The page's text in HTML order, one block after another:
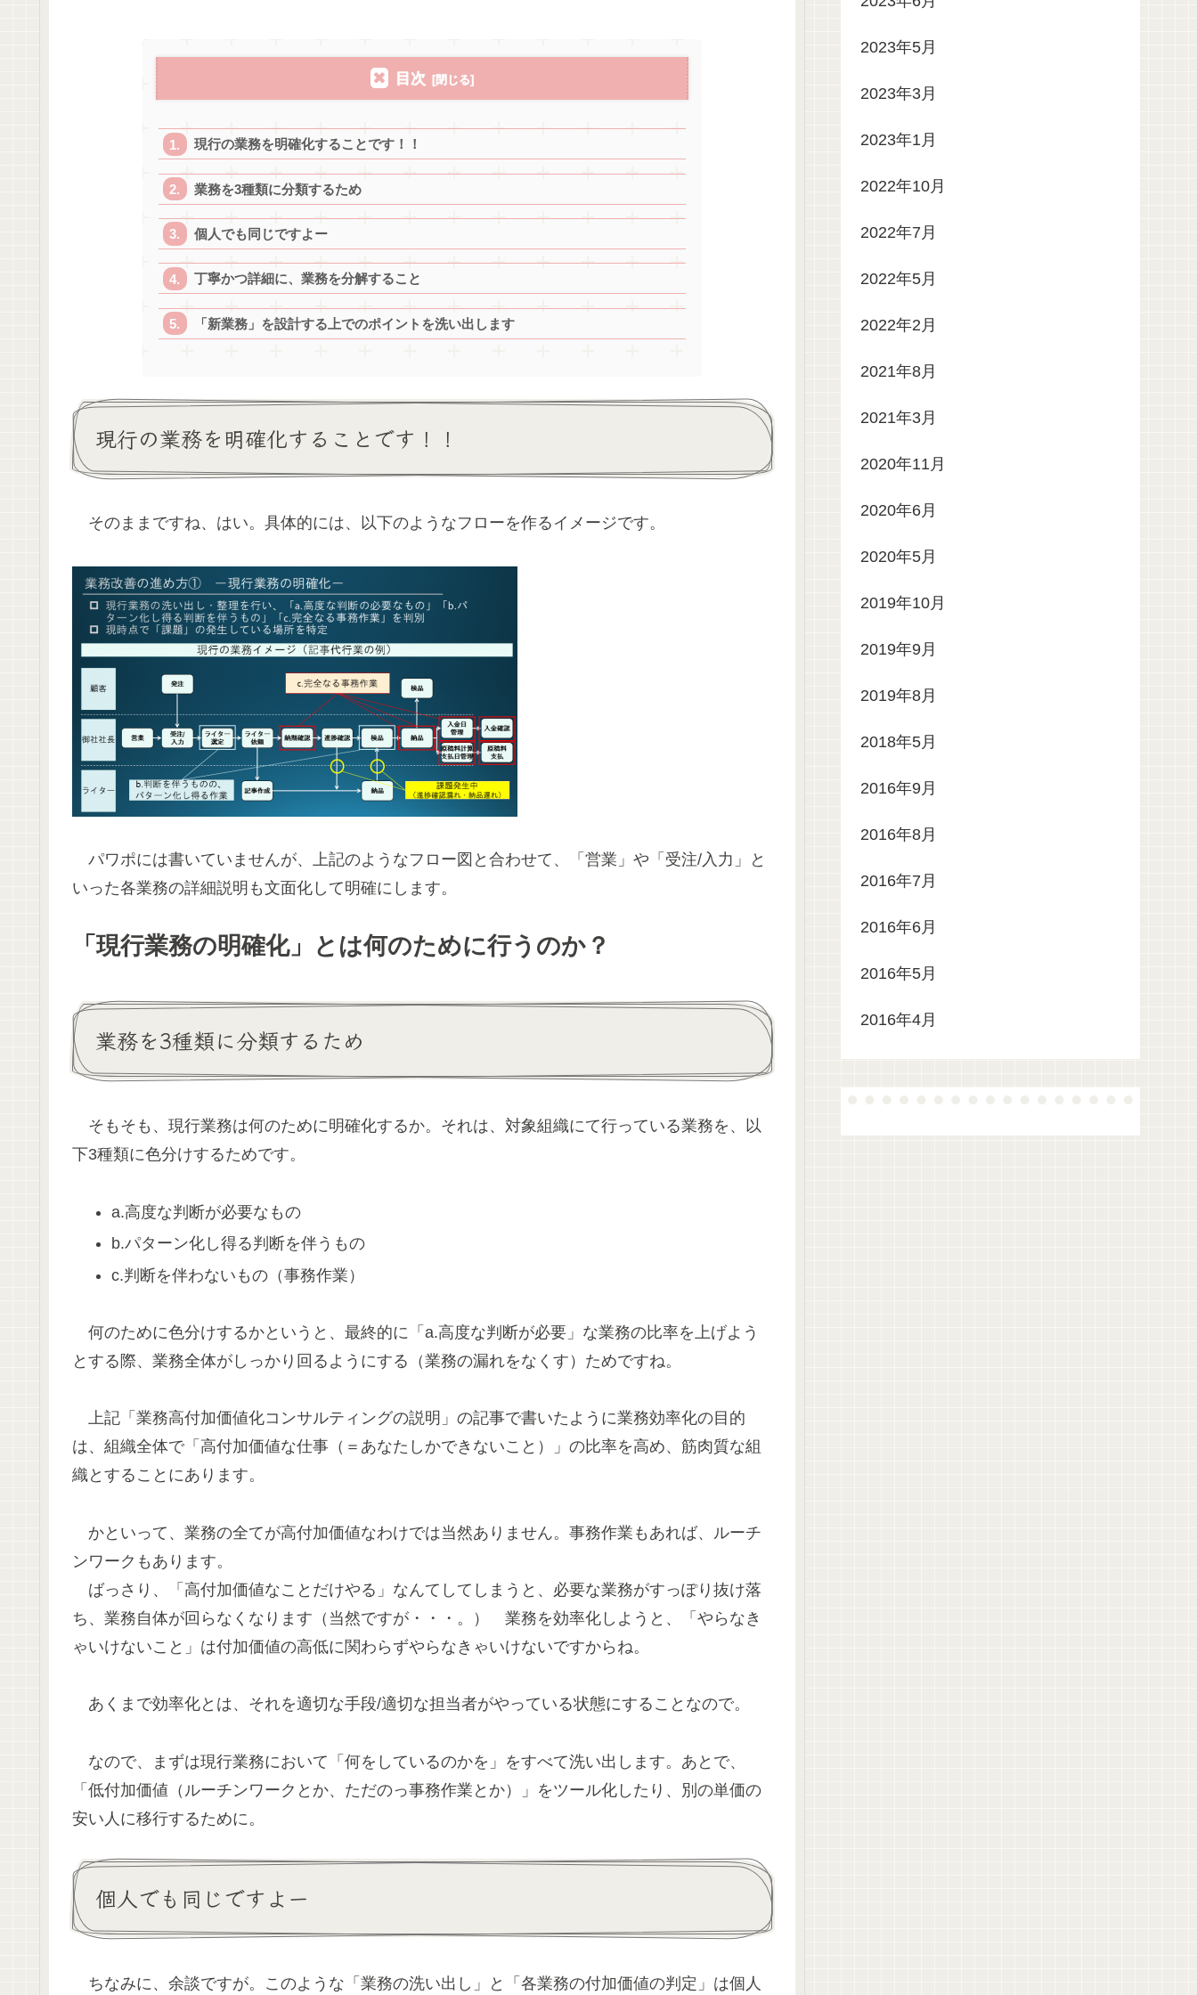
目次
現行の業務を明確化することです！！
業務を3種類に分類するため
個人でも同じですよー
丁寧かつ詳細に、業務を分解すること
「新業務」を設計する上でのポイントを洗い出します
現行の業務を明確化することです！！
そのままですね、はい。具体的には、以下のようなフローを作るイメージです。
パワポには書いていませんが、上記のようなフロー図と合わせて、「営業」や「受注/入力」と
いった各業務の詳細説明も文面化して明確にします。
「現行業務の明確化」とは何のために行うのか？
業務を3種類に分類するため
そもそも、現行業務は何のために明確化するか。それは、対象組織にて行っている業務を、以
下3種類に色分けするためです。
a.高度な判断が必要なもの
b.パターン化し得る判断を伴うもの
c.判断を伴わないもの（事務作業）
何のために色分けするかというと、最終的に「a.高度な判断が必要」な業務の比率を上げよう
とする際、業務全体がしっかり回るようにする（業務の漏れをなくす）ためですね。
上記「業務高付加価値化コンサルティングの説明」の記事で書いたように業務効率化の目的
は、組織全体で「高付加価値な仕事（＝あなたしかできないこと）」の比率を高め、筋肉質な組
織とすることにあります。
かといって、業務の全てが高付加価値なわけでは当然ありません。事務作業もあれば、ルーチ
ンワークもあります。
ばっさり、「高付加価値なことだけやる」なんてしてしまうと、必要な業務がすっぽり抜け落
ち、業務自体が回らなくなります（当然ですが・・・。） 業務を効率化しようと、「やらなき
ゃいけないこと」は付加価値の高低に関わらずやらなきゃいけないですからね。
あくまで効率化とは、それを適切な手段/適切な担当者がやっている状態にすることなので。
なので、まずは現行業務において「何をしているのかを」をすべて洗い出します。あとで、
「低付加価値（ルーチンワークとか、ただのっ事務作業とか）」をツール化したり、別の単価の
安い人に移行するために。
個人でも同じですよー
ちなみに、余談ですが。このような「業務の洗い出し」と「各業務の付加価値の判定」は個人
2023年5月
2023年3月
2023年1月
2022年10月
2022年7月
2022年5月
2022年2月
2021年8月
2021年3月
2020年11月
2020年6月
2020年5月
2019年10月
2019年9月
2019年8月
2018年5月
2016年9月
2016年8月
2016年7月
2016年6月
2016年5月
2016年4月